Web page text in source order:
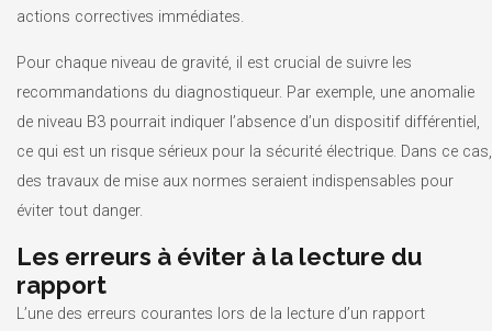
actions correctives immédiates.
Pour chaque niveau de gravité, il est crucial de suivre les
recommandations du diagnostiqueur. Par exemple, une anomalie
de niveau B3 pourrait indiquer l’absence d’un dispositif différentiel,
ce qui est un risque sérieux pour la sécurité électrique. Dans ce cas,
des travaux de mise aux normes seraient indispensables pour
éviter tout danger.
Les erreurs à éviter à la lecture du
rapport
L’une des erreurs courantes lors de la lecture d’un rapport